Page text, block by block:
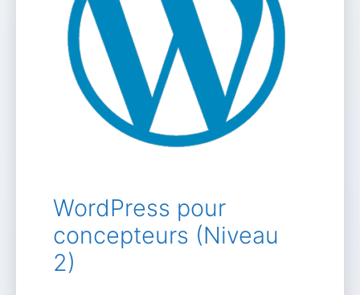
WordPress pour
concepteurs (Niveau
2)